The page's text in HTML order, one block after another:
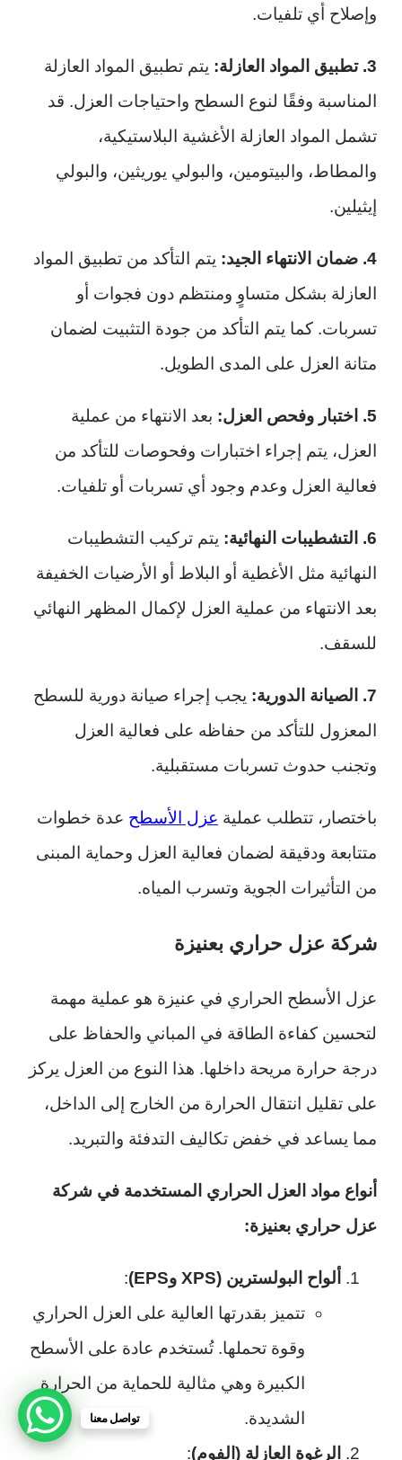
وإصلاح أي تلفيات.
3. تطبيق المواد العازلة:
يتم تطبيق المواد العازلة
المناسبة وفقًا لنوع السطح واحتياجات العزل. قد
تشمل المواد العازلة الأغشية البلاستيكية،
والمطاط، والبيتومين، والبولي يوريثين، والبولي
إيثيلين.
4. ضمان الانتهاء الجيد:
يتم التأكد من تطبيق المواد
العازلة بشكل متساوٍ ومنتظم دون فجوات أو
تسربات. كما يتم التأكد من جودة التثبيت لضمان
متانة العزل على المدى الطويل.
5. اختبار وفحص العزل:
بعد الانتهاء من عملية
العزل، يتم إجراء اختبارات وفحوصات للتأكد من
فعالية العزل وعدم وجود أي تسربات أو تلفيات.
6. التشطيبات النهائية:
يتم تركيب التشطيبات
النهائية مثل الأغطية أو البلاط أو الأرضيات الخفيفة
بعد الانتهاء من عملية العزل لإكمال المظهر النهائي
للسقف.
7. الصيانة الدورية:
يجب إجراء صيانة دورية للسطح
المعزول للتأكد من حفاظه على فعالية العزل
وتجنب حدوث تسربات مستقبلية.
باختصار، تتطلب عملية عزل الأسطح عدة خطوات
متتابعة ودقيقة لضمان فعالية العزل وحماية المبنى
من التأثيرات الجوية وتسرب المياه.
شركة عزل حراري بعنيزة
عزل الأسطح الحراري في عنيزة هو عملية مهمة
لتحسين كفاءة الطاقة في المباني والحفاظ على
درجة حرارة مريحة داخلها. هذا النوع من العزل يركز
على تقليل انتقال الحرارة من الخارج إلى الداخل،
مما يساعد في خفض تكاليف التدفئة والتبريد.
أنواع مواد العزل الحراري المستخدمة في شركة
عزل حراري بعنيزة:
ألواح البولسترين (XPS وEPS)
:
تتميز بقدرتها العالية على العزل الحراري
وقوة تحملها. تُستخدم عادة على الأسطح
الكبيرة وهي مثالية للحماية من الحرارة
الشديدة.
الرغوة العازلة (الفوم):
تواصل معنا